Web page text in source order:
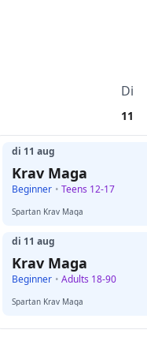
Di
11
di 11 aug
Krav Maga
Beginner • Teens 12-17
Spartan Krav Maga
di 11 aug
Krav Maga
Beginner • Adults 18-90
Spartan Krav Maga